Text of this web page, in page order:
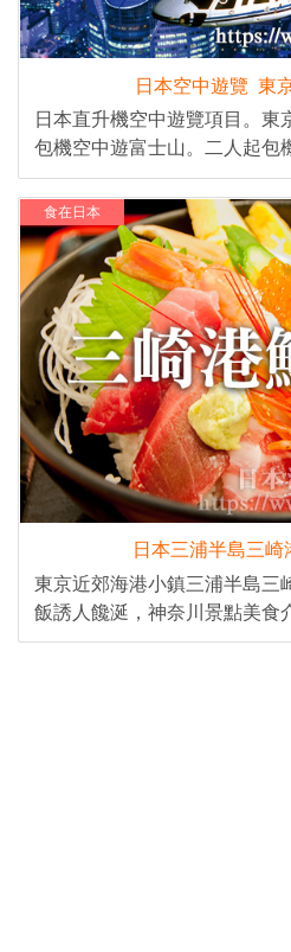
日本空中遊覽 東
日本直升機空中遊覽項目。東
包機空中遊富士山。二人起包
食在日本
日本三浦半島三崎
東京近郊海港小鎮三浦半島三
飯誘人饞涎，神奈川景點美食